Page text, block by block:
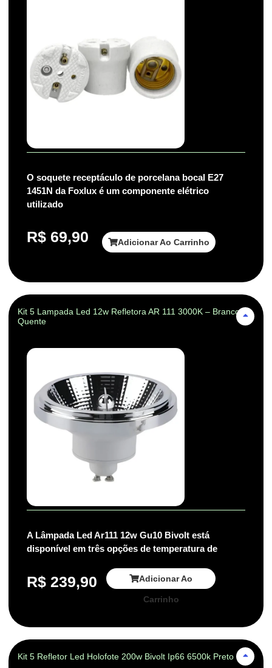
O soquete receptáculo de porcelana bocal E27
1451N da Foxlux é um componente elétrico
utilizado
R$ 69,90 Adicionar Ao Carrinho
Kit 5 Lampada Led 12w Refletora AR 111 3000K – Branco-
Quente
A Lâmpada Led Ar111 12w Gu10 Bivolt está
disponível em três opções de temperatura de
R$ 239,90 Adicionar Ao
Carrinho
Kit 5 Refletor Led Holofote 200w Bivolt Ip66 6500k Preto